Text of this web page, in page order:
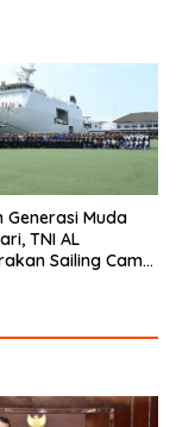
Generasi Muda
TNI AL
Sailing Camp